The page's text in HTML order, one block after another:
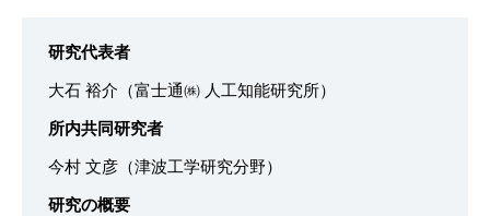
研究代表者
大石 裕介（富士通㈱ 人工知能研究所）
所内共同研究者
今村 文彦（津波工学研究分野）
研究の概要